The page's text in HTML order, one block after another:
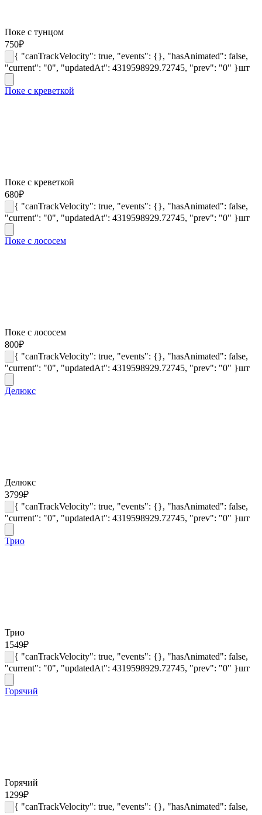
Поке с тунцом
750₽
{ "canTrackVelocity": true, "events": {}, "hasAnimated": false,
"current": "0", "updatedAt": 4319598929.72745, "prev": "0" }шт
Поке с креветкой
Поке с креветкой
680₽
{ "canTrackVelocity": true, "events": {}, "hasAnimated": false,
"current": "0", "updatedAt": 4319598929.72745, "prev": "0" }шт
Поке с лососем
Поке с лососем
800₽
{ "canTrackVelocity": true, "events": {}, "hasAnimated": false,
"current": "0", "updatedAt": 4319598929.72745, "prev": "0" }шт
Делюкс
Делюкс
3799₽
{ "canTrackVelocity": true, "events": {}, "hasAnimated": false,
"current": "0", "updatedAt": 4319598929.72745, "prev": "0" }шт
Трио
Трио
1549₽
{ "canTrackVelocity": true, "events": {}, "hasAnimated": false,
"current": "0", "updatedAt": 4319598929.72745, "prev": "0" }шт
Горячий
Горячий
1299₽
{ "canTrackVelocity": true, "events": {}, "hasAnimated": false,